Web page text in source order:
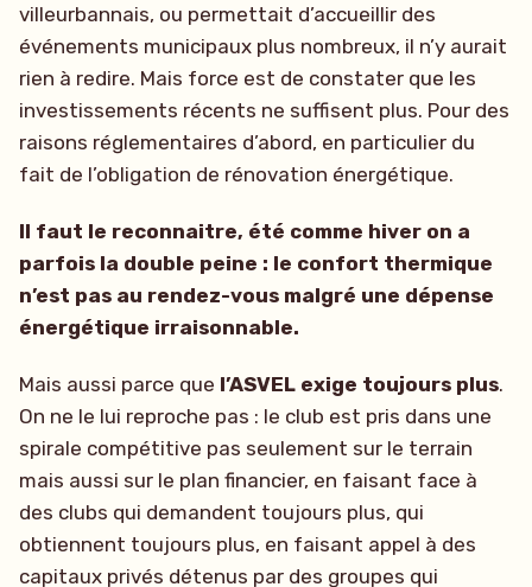
villeurbannais, ou permettait d’accueillir des
événements municipaux plus nombreux, il n’y aurait
rien à redire. Mais force est de constater que les
investissements récents ne suffisent plus. Pour des
raisons réglementaires d’abord, en particulier du
fait de l’obligation de rénovation énergétique.
Il faut le reconnaitre, été comme hiver on a
parfois la double peine : le confort thermique
n’est pas au rendez-vous malgré une dépense
énergétique irraisonnable.
Mais aussi parce que l’ASVEL exige toujours plus.
On ne le lui reproche pas : le club est pris dans une
spirale compétitive pas seulement sur le terrain
mais aussi sur le plan financier, en faisant face à
des clubs qui demandent toujours plus, qui
obtiennent toujours plus, en faisant appel à des
capitaux privés détenus par des groupes qui